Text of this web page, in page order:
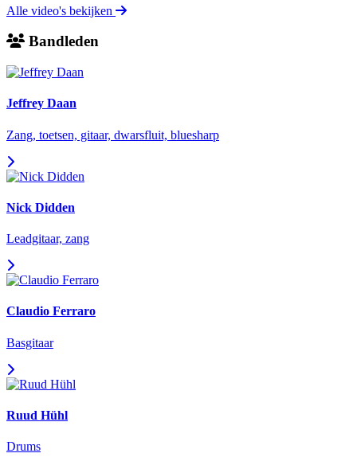
Alle video's bekijken
Bandleden
Jeffrey Daan
Zang, toetsen, gitaar, dwarsfluit, bluesharp
Nick Didden
Leadgitaar, zang
Claudio Ferraro
Basgitaar
Ruud Hühl
Drums